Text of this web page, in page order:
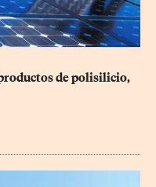
de polisilicio,